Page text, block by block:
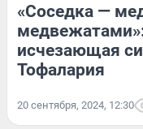
«Соседка —
исчезающая
Тофалария
20 сентября, 2024, 12:30